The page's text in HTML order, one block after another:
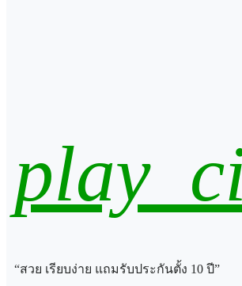
“สวย เรียบง่าย แถมรับประกันตั้ง 10 ปี”